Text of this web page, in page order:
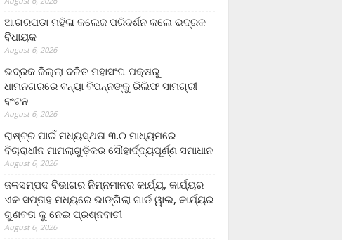
ଆଗରପଡା ମହିଳା କଲେଜ ପରିଦର୍ଶନ କଲେ ଭଦ୍ରକ
ବିଧାୟକ
August 6, 2026
ଭଦ୍ରକ ଜିଲ୍ଲା ଦଳିତ ମହାସଂଘ ପକ୍ଷରୁ
ଧାମନଗରରେ ବନ୍ୟା ବିପନ୍ନଙ୍କୁ ରିଲିଫ ସାମଗ୍ରୀ
ବଂଟନ
August 6, 2026
ରାଷ୍ଟ୍ର ପାଇଁ ମଧ୍ୟସ୍ଥତା ୩.୦ ମାଧ୍ୟମରେ
ବିଚାରାଧୀନ ମାମଲାଗୁଡ଼ିକର ସୌହାର୍ଦ୍ଦ୍ୟପୂର୍ଣ୍ଣ ସମାଧାନ
August 6, 2026
ଜଳସମ୍ପଦ ବିଭାଗର ନିମ୍ନମାନର କାର୍ଯ୍ୟ, କାର୍ଯ୍ୟର
ଏକ ସପ୍ତାହ ମଧ୍ୟରେ ଭାଙ୍ଗିଲା ଗାର୍ଡ ୱାଲ, କାର୍ଯ୍ୟର
ଗୁଣବତା କୁ ନେଇ ପ୍ରଶ୍ନବାଚୀ
August 6, 2026